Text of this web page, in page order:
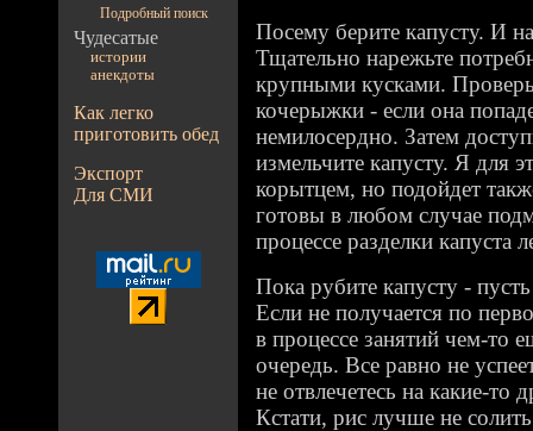
Подробный поиск
Чудесатые
истории
анекдоты
Как легко
приготовить обед
Экспорт
Для СМИ
Посему берите капусту. И
Тщательно нарежьте
крупными кусками.
кочерыжки - если она
немилосердно. Затем
измельчите капусту. Я для
корытцем, но подойдет
готовы в любом случае
процессе разделки капуста
Пока рубите капусту -
Если не получается по
в процессе занятий чем-то
очередь. Все равно не
не отвлечетесь на какие-то
Кстати, рис лучше не